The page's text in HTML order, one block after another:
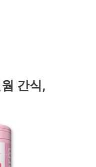
간식,